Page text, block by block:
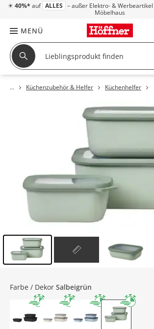
☀ 40%* auf ALLES – außer Elektro- &
Möbelhaus
MENÜ
Küchenzubehör & Helfer Küchenhelfer
Farbe / Dekor Salbeigrün